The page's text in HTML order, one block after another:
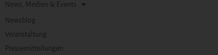
News, Medien & Events
Newsblog
Veranstaltung
Pressemitteilungen